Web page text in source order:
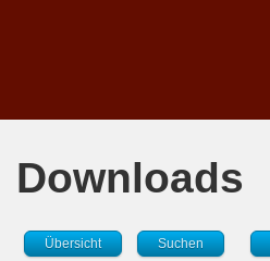
Downloads
Übersicht Suchen